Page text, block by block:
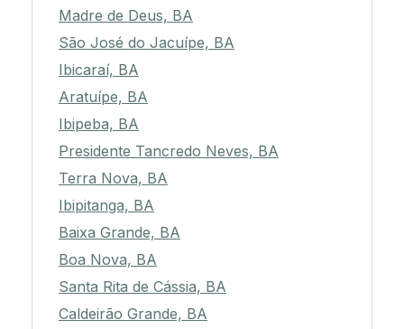
Madre de Deus, BA
São José do Jacuípe, BA
Ibicaraí, BA
Aratuípe, BA
Ibipeba, BA
Presidente Tancredo Neves, BA
Terra Nova, BA
Ibipitanga, BA
Baixa Grande, BA
Boa Nova, BA
Santa Rita de Cássia, BA
Caldeirão Grande, BA